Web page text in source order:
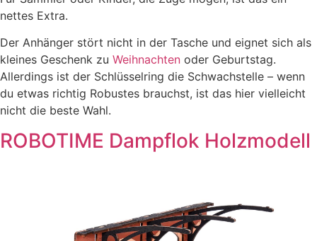
nettes Extra.
Der Anhänger stört nicht in der Tasche und eignet sich als
kleines Geschenk zu Weihnachten oder Geburtstag.
Allerdings ist der Schlüsselring die Schwachstelle – wenn
du etwas richtig Robustes brauchst, ist das hier vielleicht
nicht die beste Wahl.
ROBOTIME Dampflok Holzmodell